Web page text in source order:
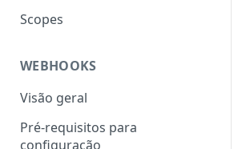
Registro dinâmico de client
(autenticação com mTLS)
Validação do hash e do código
Scopes
WEBHOOKS
Visão geral
Pré-requisitos para
configuração